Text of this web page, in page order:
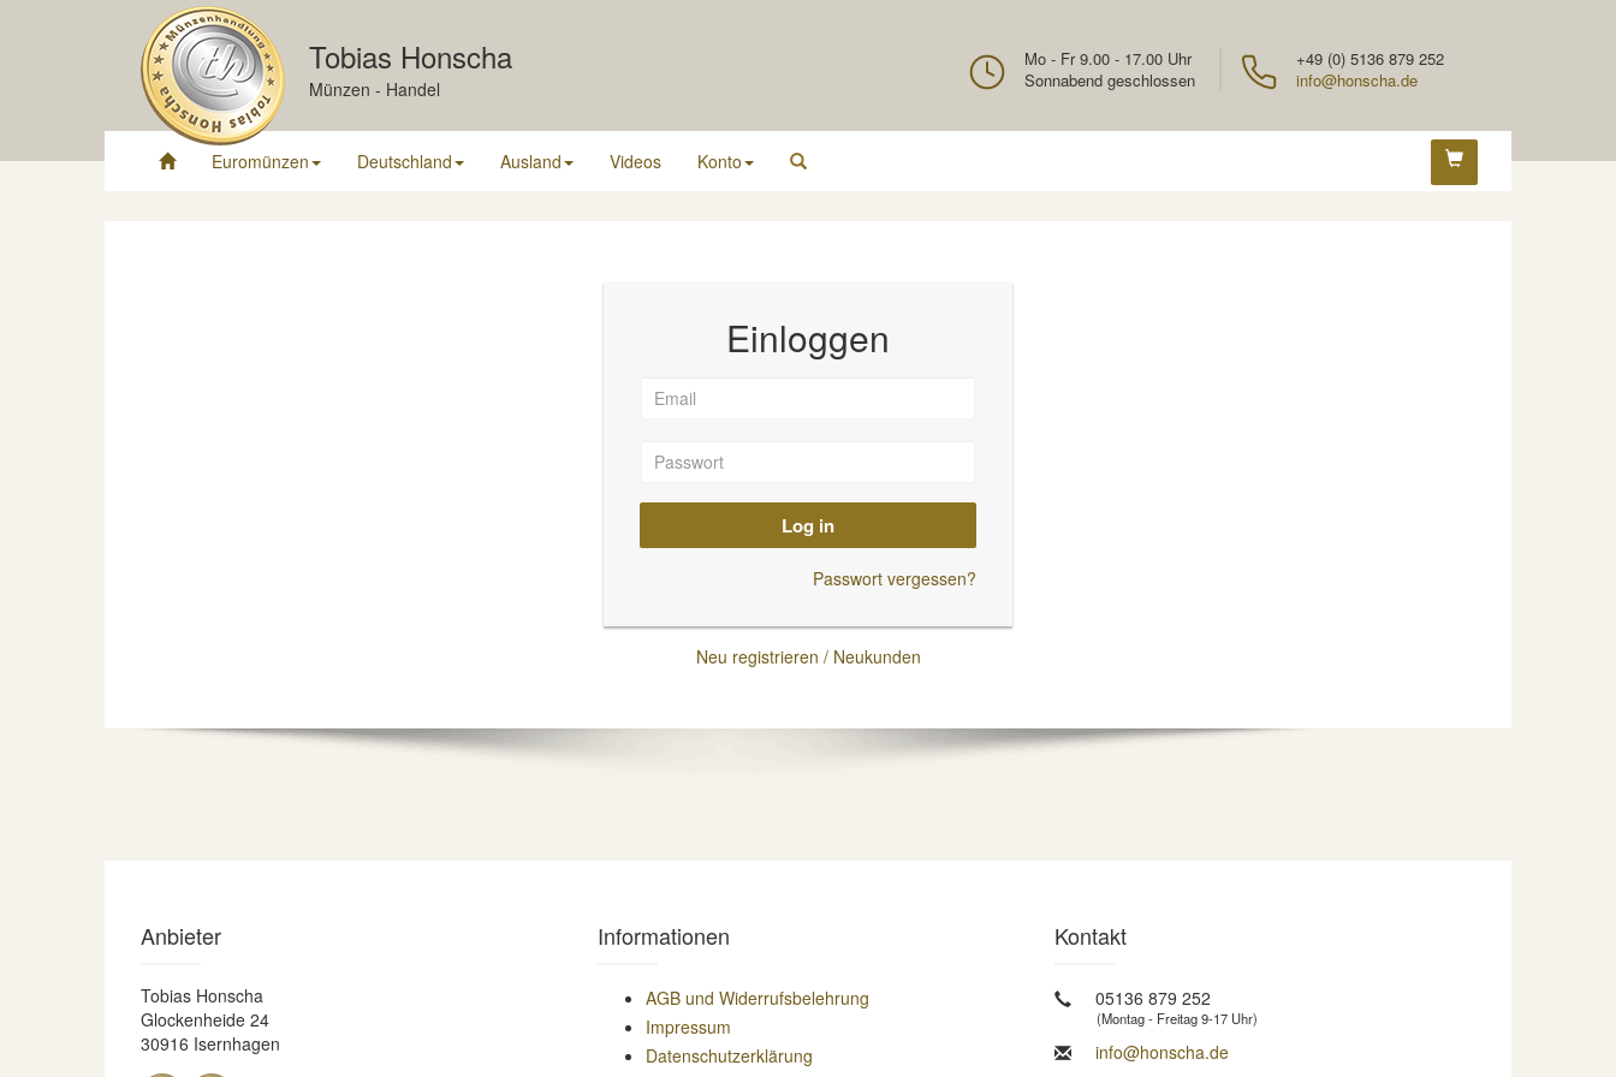
Tobias Honscha
Münzen - Handel
+49 (0) 5136 879 252
info@honscha.de
Mo - Fr 9.00 - 17.00 Uhr
Sonnabend geschlossen
Euromünzen Deutschland Ausland Videos Konto
Einloggen
Log in
Passwort vergessen?
Neu registrieren / Neukunden
Anbieter
Tobias Honscha
Glockenheide 24
30916 Isernhagen
Informationen
AGB und Widerrufsbelehrung
Impressum
Datenschutzerklärung
Kontakt
05136 879 252
(Montag - Freitag 9-17 Uhr)
info@honscha.de